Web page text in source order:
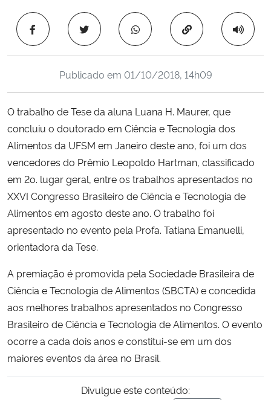
Ministério da Educação
Ministério da Cidadania
Ministério da Ciência, Tecnologia, Inovações e Comunicações
Ministério do Meio Ambiente
Ministério do Turismo
Controladoria-Geral da União
Ministério da Mulher, da Família e dos Direitos Humanos
Secretaria-Geral
Copiar para área
Publicado em 01/10/2018, 14h09
O trabalho de Tese da aluna Luana H. Maurer, que
concluiu o doutorado em Ciência e Tecnologia dos
Alimentos da UFSM em Janeiro deste ano, foi um dos
vencedores do Prêmio Leopoldo Hartman, classificado
em 2o. lugar geral, entre os trabalhos apresentados no
XXVI Congresso Brasileiro de Ciência e Tecnologia de
Alimentos em agosto deste ano. O trabalho foi
apresentado no evento pela Profa. Tatiana Emanuelli,
orientadora da Tese.
A premiação é promovida pela Sociedade Brasileira de
Ciência e Tecnologia de Alimentos (SBCTA) e concedida
aos melhores trabalhos apresentados no Congresso
Brasileiro de Ciência e Tecnologia de Alimentos. O evento
ocorre a cada dois anos e constitui-se em um dos
maiores eventos da área no Brasil.
Divulgue este conteúdo: